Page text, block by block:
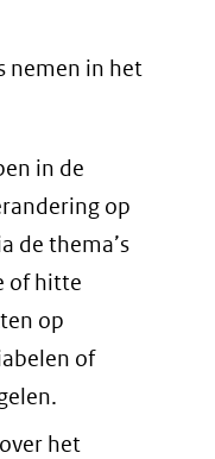
nemen in het
in de
op
de thema’s
of hitte
op
of
het